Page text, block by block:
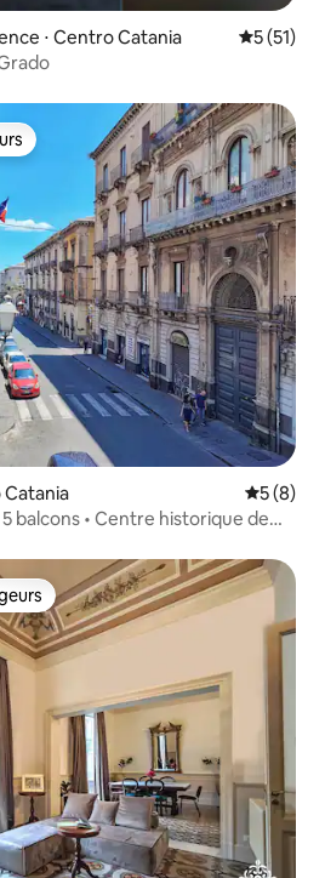
⋅ Centro Catania
5 (51)
5 (8)
balcons • Centre historique de
les plus appréciés